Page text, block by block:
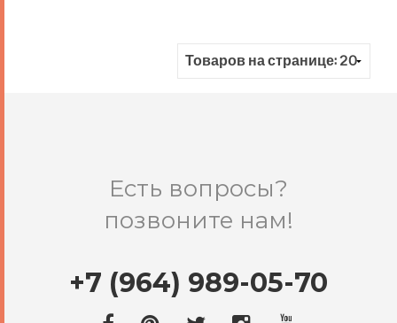
Есть вопросы?
позвоните нам!
+7 (964) 989-05-70